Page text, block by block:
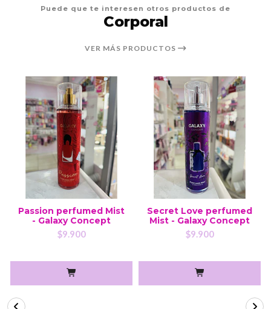
Puede que te interesen otros productos de
Corporal
VER MÁS PRODUCTOS
Passion perfumed Mist
- Galaxy Concept
$9.900
Secret Love perfumed
Mist - Galaxy Concept
$9.900